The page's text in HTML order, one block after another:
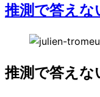
推測で答えな
推測で答えな